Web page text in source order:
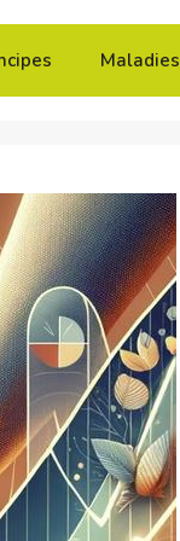
Maladies